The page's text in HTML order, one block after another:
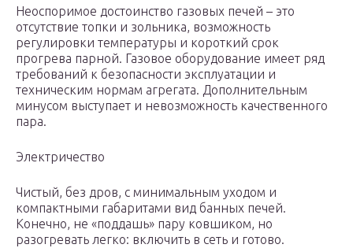
Неоспоримое достоинство газовых печей – это
отсутствие топки и зольника, возможность
регулировки температуры и короткий срок
прогрева парной. Газовое оборудование имеет ряд
требований к безопасности эксплуатации и
техническим нормам агрегата. Дополнительным
минусом выступает и невозможность качественного
пара.
Электричество
Чистый, без дров, с минимальным уходом и
компактными габаритами вид банных печей.
Конечно, не «поддашь» пару ковшиком, но
разогревать легко: включить в сеть и готово.